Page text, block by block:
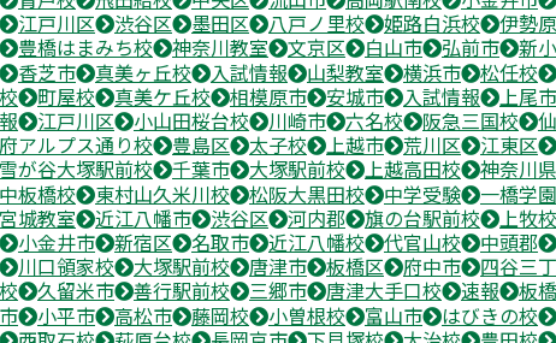
江戸川区 渋谷区 墨田区 八戸ノ里校 姫路白浜校 伊勢
豊橋はまみち校 神奈川教室 文京区 白山市 弘前市 新
香芝市 真美ヶ丘校 入試情報 山梨教室 横浜市 松任校
町屋校 真美ケ丘校 相模原市 安城市 入試情報 上尾市
江戸川区 小山田桜台校 川崎市 六名校 阪急三国校
アルプス通り校 豊島区 太子校 上越市 荒川区 江東区
雪が谷大塚駅前校 千葉市 大塚駅前校 上越高田校 神奈川
中板橋校 東村山久米川校 松阪大黒田校 中学受験 一橋学
宮城教室 近江八幡市 渋谷区 河内郡 旗の台駅前校 上牧校
小金井市 新宿区 名取市 近江八幡校 代官山校 中頭郡
川口領家校 大塚駅前校 唐津市 板橋区 府中市 四谷三
久留米市 善行駅前校 三郷市 唐津大手口校 速報 板
小平市 高松市 藤岡校 小曽根校 富山市 はびきの校